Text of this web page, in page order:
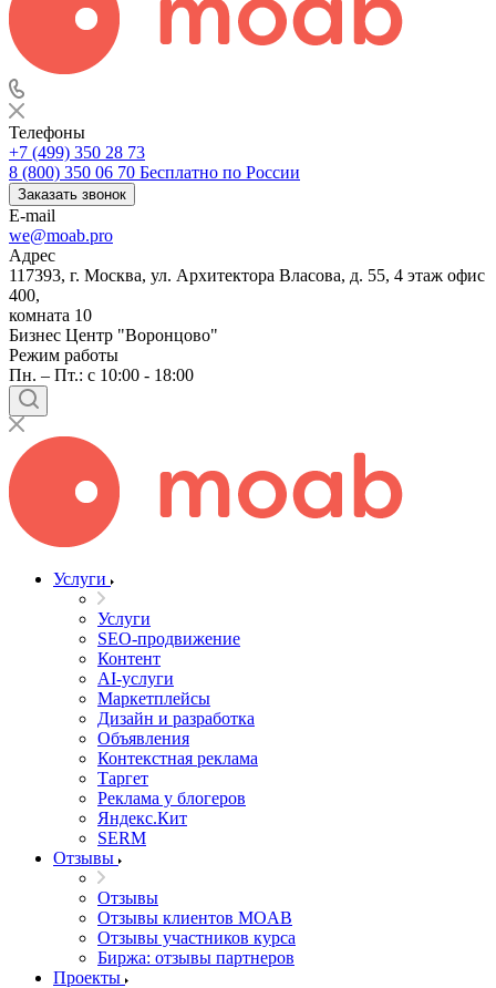
Телефоны
+7 (499) 350 28 73
8 (800) 350 06 70 Бесплатно по России
Заказать звонок
E-mail
we@moab.pro
Адрес
117393, г. Москва, ул. Архитектора Власова, д. 55, 4 этаж офис
400,
комната 10
Бизнес Центр "Воронцово"
Режим работы
Пн. – Пт.: с 10:00 - 18:00
Услуги
Услуги
SEO-продвижение
Контент
AI-услуги
Маркетплейсы
Дизайн и разработка
Объявления
Контекстная реклама
Таргет
Реклама у блогеров
Яндекс.Кит
SERM
Отзывы
Отзывы
Отзывы клиентов MOAB
Отзывы участников курса
Биржа: отзывы партнеров
Проекты